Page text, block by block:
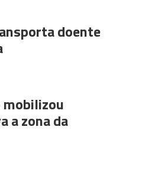
doente
mobilizou
a zona da